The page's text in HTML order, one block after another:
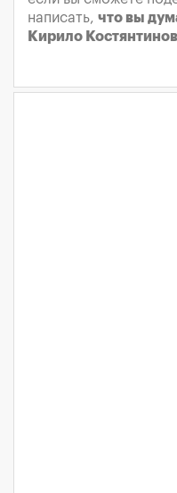
написать, что вы
Кирило